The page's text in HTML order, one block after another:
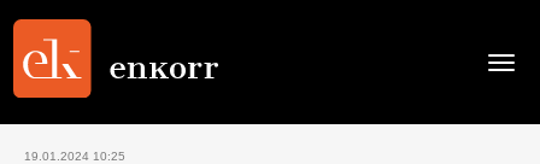
19.01.2024 10:25